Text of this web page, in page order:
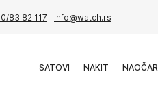
83 82 117 info@watch.rs
SATOVI NAKIT